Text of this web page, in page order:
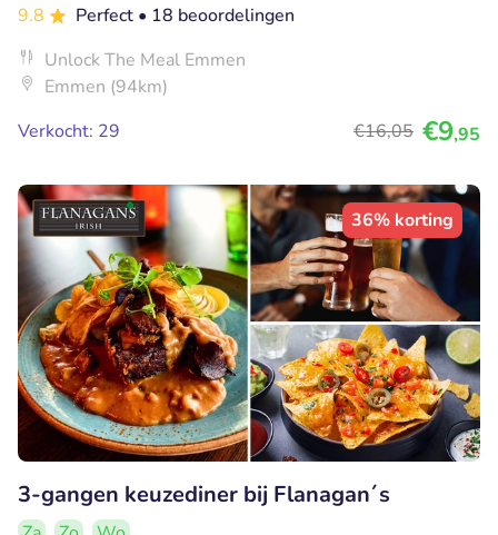
9.8
Perfect • 18 beoordelingen
Unlock The Meal Emmen
Emmen (94km)
Verkocht: 29
€16,05 €9,95
36% korting
3-gangen keuzediner bij Flanagan´s